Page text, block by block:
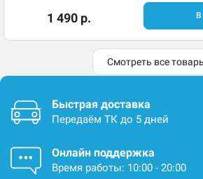
1 490 р. В
Смотреть все
Быстрая доставка
Передаём ТК до 5 дней
Онлайн поддержка
Время работы: 10:00 - 20:00